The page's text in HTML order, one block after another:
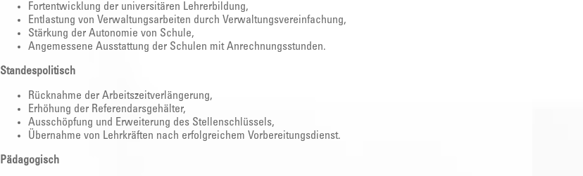
Fortentwicklung der universitären Lehrerbildung,
Entlastung von Verwaltungsarbeiten durch Verwaltungsvereinfachung,
Stärkung der Autonomie von Schule,
Angemessene Ausstattung der Schulen mit Anrechnungsstunden.
Standespolitisch
Rücknahme der Arbeitszeitverlängerung,
Erhöhung der Referendarsgehälter,
Ausschöpfung und Erweiterung des Stellenschlüssels,
Übernahme von Lehrkräften nach erfolgreichem Vorbereitungsdienst.
Pädagogisch